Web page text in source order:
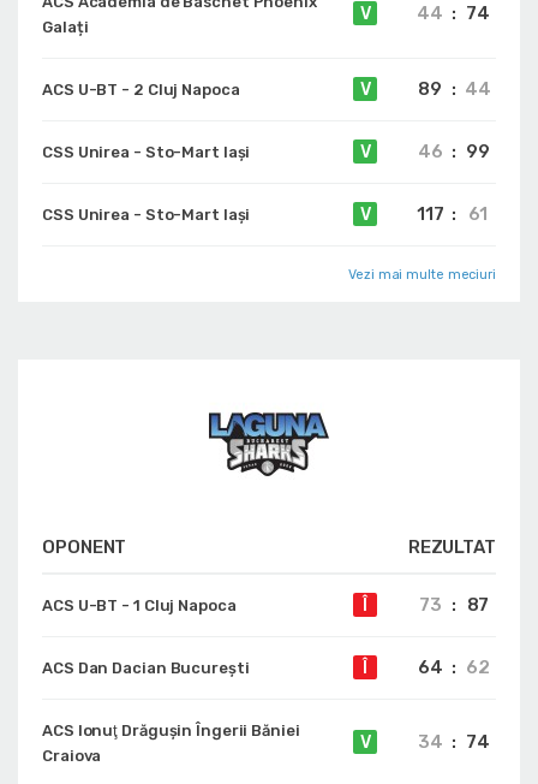
Galați
V 44 : 74
ACS U-BT - 2 Cluj Napoca V 89 : 44
CSS Unirea - Sto-Mart Iași V 46 : 99
CSS Unirea - Sto-Mart Iași V 117 : 61
Vezi mai multe meciuri
OPONENT REZULTAT
ACS U-BT - 1 Cluj Napoca 73 : 87
ACS Dan Dacian Bucureşti 64 : 62
ACS Ionuţ Drăguşin Îngerii Băniei
Craiova
V 34 : 74